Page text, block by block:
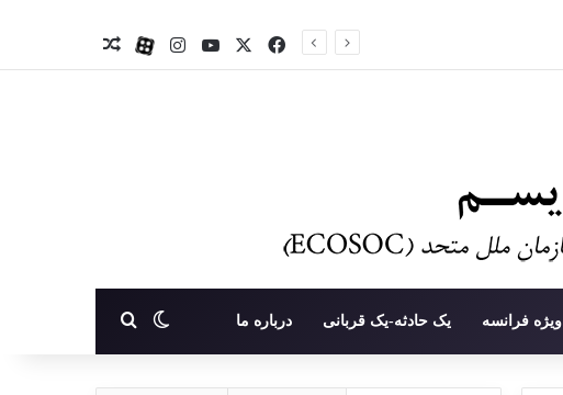
فیس بوکیوتیوباینستاگرام
آپاراتنوشته تصادفی
ویژه فرانسه یک حادثه-یک قربانی درباره ما تغییر پوسته
جستجو برای